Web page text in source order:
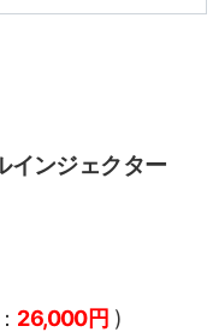
インジェクター
26,000円 )